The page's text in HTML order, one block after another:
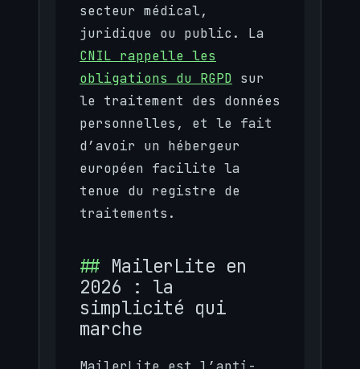
secteur médical,
juridique ou public. La
CNIL rappelle les
obligations du RGPD sur
le traitement des données
personnelles, et le fait
d’avoir un hébergeur
européen facilite la
tenue du registre de
traitements.
MailerLite en
2026 : la
simplicité qui
marche